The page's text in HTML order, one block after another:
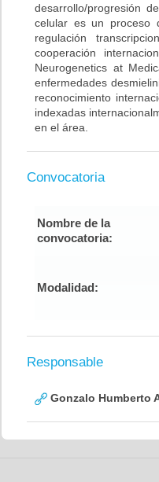
desarrollo/progresión
celular es un proceso
regulación
cooperación
Neurogenetics at
enfermedades
reconocimiento
indexadas
en el área.
Convocatoria
Nombre de la
convocatoria:
Modalidad:
Responsable
Gonzalo Humberto